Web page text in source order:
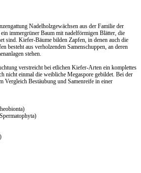
Nadelholzgewächsen aus der Familie der
immergrüner Baum mit nadelförmigen Blätter, die
sind. Kiefer-Bäume bilden Zapfen, in denen auch die
besteht aus verholzenden Samenschuppen, an deren
stehen.
verstreicht bei etlichen Kiefer-Arten ein komplettes
nicht einmal die weibliche Megaspore gebildet. Bei der
Vergleich Bestäubung und Samenreife in einer